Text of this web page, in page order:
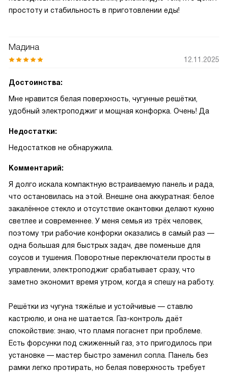
простоту и стабильность в приготовлении еды!
Мадина
12.11.2025
Достоинства:
Мне нравится белая поверхность, чугунные решётки,
удобный электроподжиг и мощная конфорка. Очень! Да
Недостатки:
Недостатков не обнаружила.
Комментарий:
Я долго искала компактную встраиваемую панель и рада,
что остановилась на этой. Внешне она аккуратная: белое
закалённое стекло и отсутствие окантовки делают кухню
светлее и современнее. У меня семья из трёх человек,
поэтому три рабочие конфорки оказались в самый раз —
одна большая для быстрых задач, две поменьше для
соусов и тушения. Поворотные переключатели просты в
управлении, электроподжиг срабатывает сразу, что
заметно экономит время утром, когда я спешу на работу.
Решётки из чугуна тяжёлые и устойчивые — ставлю
кастрюлю, и она не шатается. Газ-контроль даёт
спокойствие: знаю, что пламя погаснет при проблеме.
Есть форсунки под сжиженный газ, это пригодилось при
установке — мастер быстро заменил сопла. Панель без
рамки легко протирать, но белая поверхность требует